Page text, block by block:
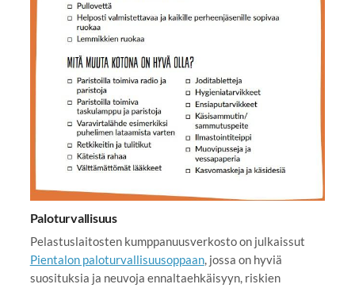
Paloturvallisuus
Pelastuslaitosten kumppanuusverkosto on julkaissut
Pientalon paloturvallisuusoppaan, jossa on hyviä
suosituksia ja neuvoja ennaltaehkäisyyn, riskien